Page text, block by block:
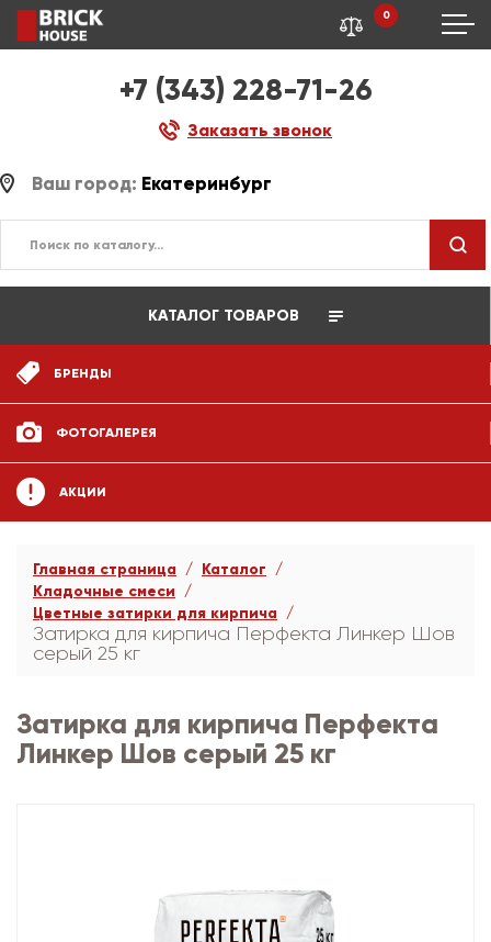
+7 (343) 228-71-26
Заказать звонок
0
Ваш город: Екатеринбург
КАТАЛОГ ТОВАРОВ
БРЕНДЫ
ФОТОГАЛЕРЕЯ
АКЦИИ
Главная страница
Каталог
Кладочные смеси
Цветные затирки для кирпича
Затирка для кирпича Перфекта Линкер Шов
серый 25 кг
Затирка для кирпича Перфекта
Линкер Шов серый 25 кг